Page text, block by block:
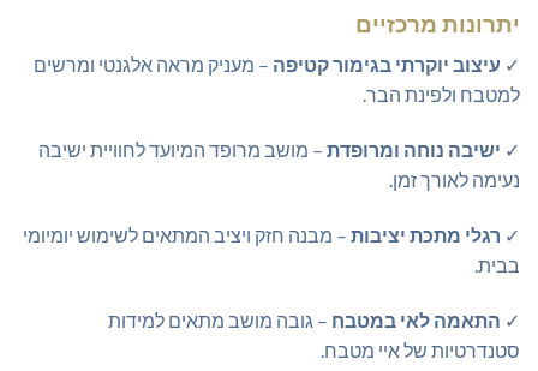
יתרונות מרכזיים
✓ עיצוב יוקרתי בגימור קטיפה – מעניק מראה אלגנטי ומרשים
למטבח ולפינת הבר.
✓ ישיבה נוחה ומרופדת – מושב מרופד המיועד לחוויית ישיבה
נעימה לאורך זמן.
✓ רגלי מתכת יציבות – מבנה חזק ויציב המתאים לשימוש יומיומי
בבית.
✓ התאמה לאי במטבח – גובה מושב מתאים למידות
סטנדרטיות של איי מטבח.